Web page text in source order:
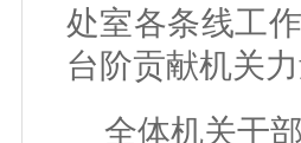
处室各条线工
台阶贡献机关力
全体机关干